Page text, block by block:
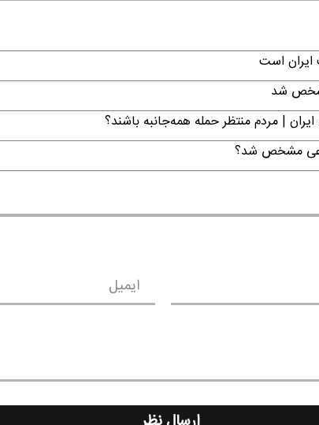
است
مشخص شد
| مردم منتظر حمله همه‌جانبه باشند؟
مشخص شد؟
ایمیل